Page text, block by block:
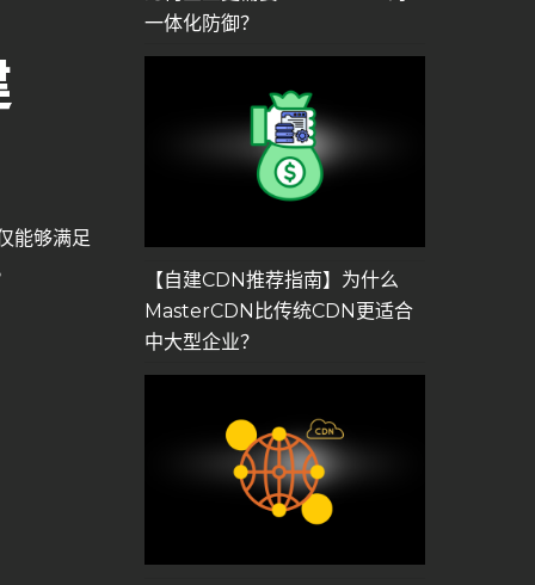
能够满足
一体化防御？
【自建CDN推荐指南】为什么
MasterCDN比传统CDN更适合
中大型企业？